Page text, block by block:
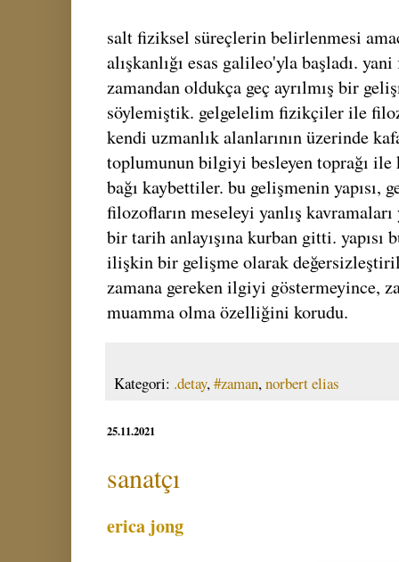
salt fiziksel süreçlerin belirlenmesi
alışkanlığı esas galileo'yla başladı.
zamandan oldukça geç ayrılmış bir
söylemiştik. gelgelelim fizikçiler ile
kendi uzmanlık alanlarının üzerinde
toplumunun bilgiyi besleyen toprağı
bağı kaybettiler. bu gelişmenin yapısı,
filozofların meseleyi yanlış
bir tarih anlayışına kurban gitti. yapısı
ilişkin bir gelişme olarak
zamana gereken ilgiyi göstermeyince,
muamma olma özelliğini korudu.
Kategori: .detay,#zaman,norbert elias
25.11.2021
sanatçı
erica jong